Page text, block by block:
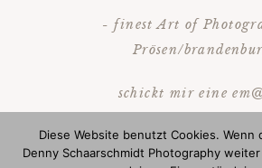
- finest Art of
Prösen/
schickt mir eine
ruf mich an | 0172/
Diese Website benutzt Cookies. Wenn
Denny Schaarschmidt Photography